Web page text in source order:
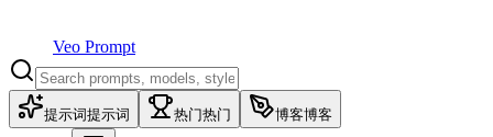
Veo Prompt
提示词提示词 热门热门 博客博客